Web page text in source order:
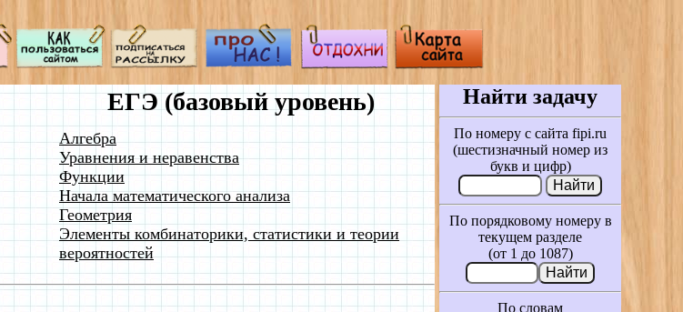
ЕГЭ (базовый уровень)
Алгебра
Уравнения и неравенства
Функции
Начала математического анализа
Геометрия
Элементы комбинаторики, статистики и теории
вероятностей
Найти задачу
По номеру с сайта fipi.ru
(шестизначный номер из
букв и цифр)
По порядковому номеру в
текущем разделе
(от 1 до 1087)
По словам